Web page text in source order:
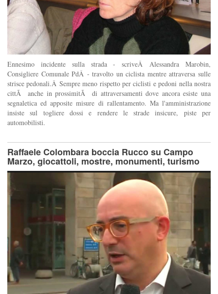
Ennesimo incidente sulla strada - scriveÂ Alessandra Marobin,
Consigliere Comunale PdÂ - travolto un ciclista mentre attraversa sulle
strisce pedonali.Â Sempre meno rispetto per ciclisti e pedoni nella nostra
cittÃ anche in prossimitÃ di attraversamenti dove ancora esiste una
segnaletica ed apposite misure di rallentamento. Ma l'amministrazione
insiste sul togliere dossi e rendere le strade insicure, piste per
automobilisti.
Raffaele Colombara boccia Rucco su Campo
Marzo, giocattoli, mostre, monumenti, turismo